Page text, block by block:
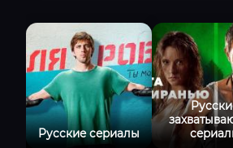
Русские сериалы